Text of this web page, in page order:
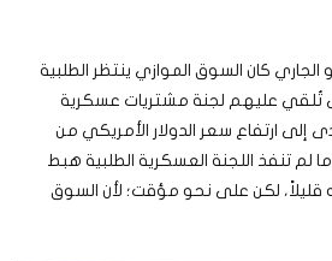
عمر: “في 20 يوليو الجاري كان السوق الموازي ينتظر الطلبية
تُلقي عليهم لجنة مشتريات عسكرية
إلى ارتفاع سعر الدولار الأمريكي من
جنيه وعندما لم تنفذ اللجنة العسكرية الطلبية هبط
قليلاً، لكن على نحو مؤقت؛ لأن السوق